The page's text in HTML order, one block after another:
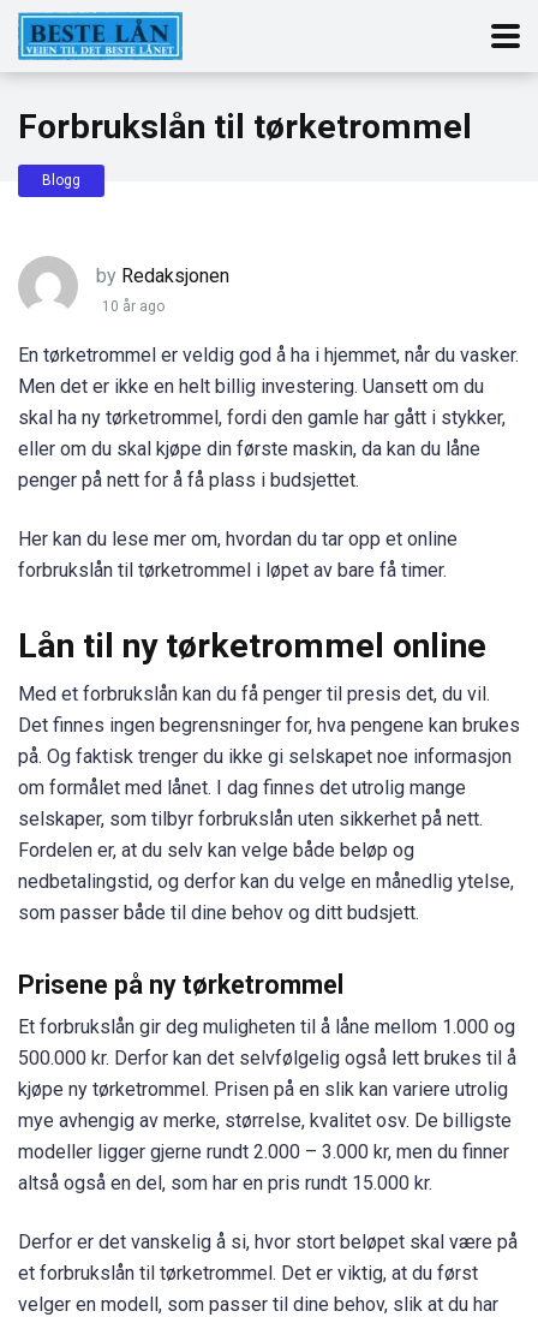
Forbrukslån til tørketrommel
Blogg
by Redaksjonen
10 år ago
En tørketrommel er veldig god å ha i hjemmet, når du vasker.
Men det er ikke en helt billig investering. Uansett om du
skal ha ny tørketrommel, fordi den gamle har gått i stykker,
eller om du skal kjøpe din første maskin, da kan du låne
penger på nett for å få plass i budsjettet.
Her kan du lese mer om, hvordan du tar opp et online
forbrukslån til tørketrommel i løpet av bare få timer.
Lån til ny tørketrommel online
Med et forbrukslån kan du få penger til presis det, du vil.
Det finnes ingen begrensninger for, hva pengene kan brukes
på. Og faktisk trenger du ikke gi selskapet noe informasjon
om formålet med lånet. I dag finnes det utrolig mange
selskaper, som tilbyr forbrukslån uten sikkerhet på nett.
Fordelen er, at du selv kan velge både beløp og
nedbetalingstid, og derfor kan du velge en månedlig ytelse,
som passer både til dine behov og ditt budsjett.
Prisene på ny tørketrommel
Et forbrukslån gir deg muligheten til å låne mellom 1.000 og
500.000 kr. Derfor kan det selvfølgelig også lett brukes til å
kjøpe ny tørketrommel. Prisen på en slik kan variere utrolig
mye avhengig av merke, størrelse, kvalitet osv. De billigste
modeller ligger gjerne rundt 2.000 – 3.000 kr, men du finner
altså også en del, som har en pris rundt 15.000 kr.
Derfor er det vanskelig å si, hvor stort beløpet skal være på
et forbrukslån til tørketrommel. Det er viktig, at du først
velger en modell, som passer til dine behov, slik at du har